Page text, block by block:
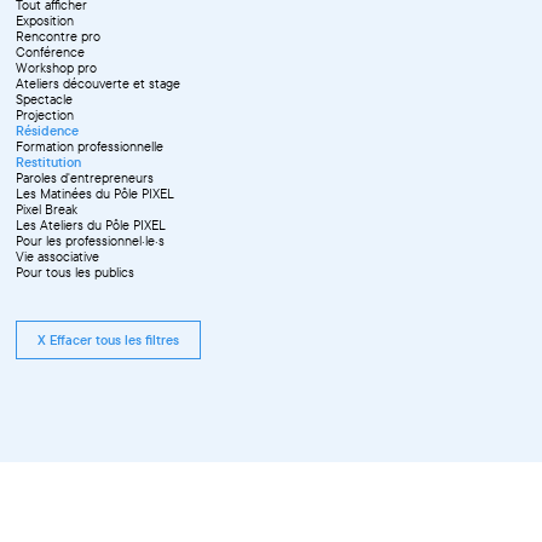
Tout afficher
Exposition
Rencontre pro
Conférence
Workshop pro
Ateliers découverte et stage
Spectacle
Projection
Résidence
Formation professionnelle
Restitution
Paroles d'entrepreneurs
Les Matinées du Pôle PIXEL
Pixel Break
Les Ateliers du Pôle PIXEL
Pour les professionnel·le·s
Vie associative
Pour tous les publics
X Effacer tous les filtres